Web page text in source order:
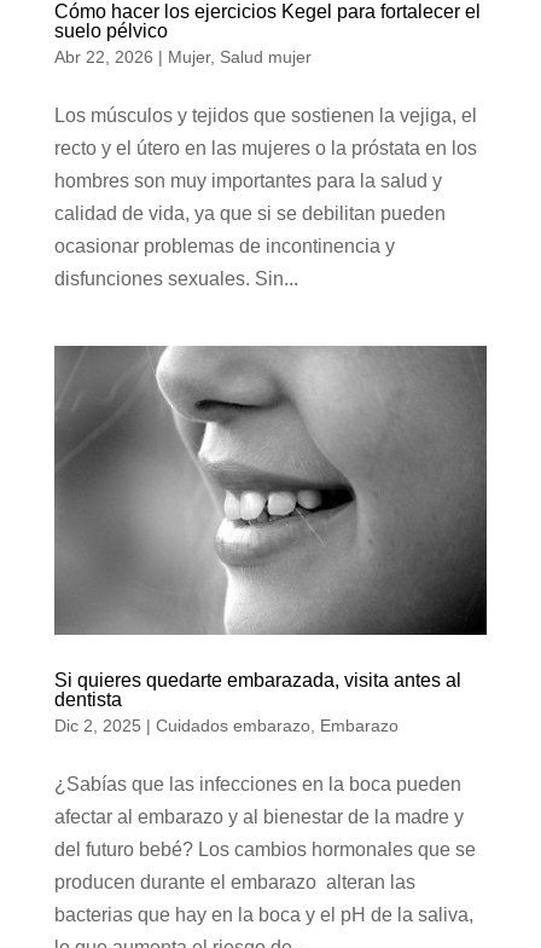
Cómo hacer los ejercicios Kegel para fortalecer el
suelo pélvico
Abr 22, 2026 | Mujer, Salud mujer
Los músculos y tejidos que sostienen la vejiga, el
recto y el útero en las mujeres o la próstata en los
hombres son muy importantes para la salud y
calidad de vida, ya que si se debilitan pueden
ocasionar problemas de incontinencia y
disfunciones sexuales. Sin...
Si quieres quedarte embarazada, visita antes al
dentista
Dic 2, 2025 | Cuidados embarazo, Embarazo
¿Sabías que las infecciones en la boca pueden
afectar al embarazo y al bienestar de la madre y
del futuro bebé? Los cambios hormonales que se
producen durante el embarazo alteran las
bacterias que hay en la boca y el pH de la saliva,